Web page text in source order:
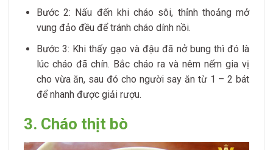
Bước 2: Nấu đến khi cháo sôi, thỉnh thoảng mở
vung đảo đều để tránh cháo dính nồi.
Bước 3: Khi thấy gạo và đậu đã nở bung thì đó là
lúc cháo đã chín. Bắc cháo ra và nêm nếm gia vị
cho vừa ăn, sau đó cho người say ăn từ 1 – 2 bát
để nhanh được giải rượu.
3. Cháo thịt bò